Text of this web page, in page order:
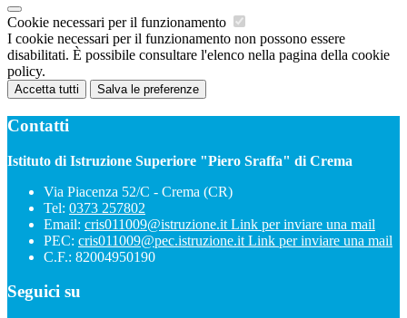
Cookie necessari per il funzionamento
I cookie necessari per il funzionamento non possono essere
disabilitati. È possibile consultare l'elenco nella pagina della cookie
policy.
Accetta tutti Salva le preferenze
Contatti
Istituto di Istruzione Superiore "Piero Sraffa" di Crema
Via Piacenza 52/C - Crema (CR)
Tel: 0373 257802
Email: cris011009@istruzione.it Link per inviare una mail
PEC: cris011009@pec.istruzione.it Link per inviare una mail
C.F.: 82004950190
Seguici su